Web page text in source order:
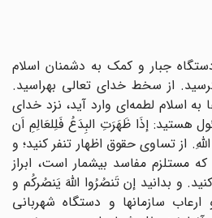
جبار و کمک به دشمنان اسلام
از سخط خدای تعالی بهراسید.
اسلام لطمه‌ای وارد آید، نزد خدای
إذَا ظَهَرَتِ البِدَعُ فَلِلعَالِمِ اَن
از تساوی حقوق اظهار تنفر کنید؛ و
مستلزم مفاسد بیشمار است، ابراز
و بدانید إن تَنصُرُوا اللهَ یَنصُرکُم و
سازمانها و دستگاه شهربانی